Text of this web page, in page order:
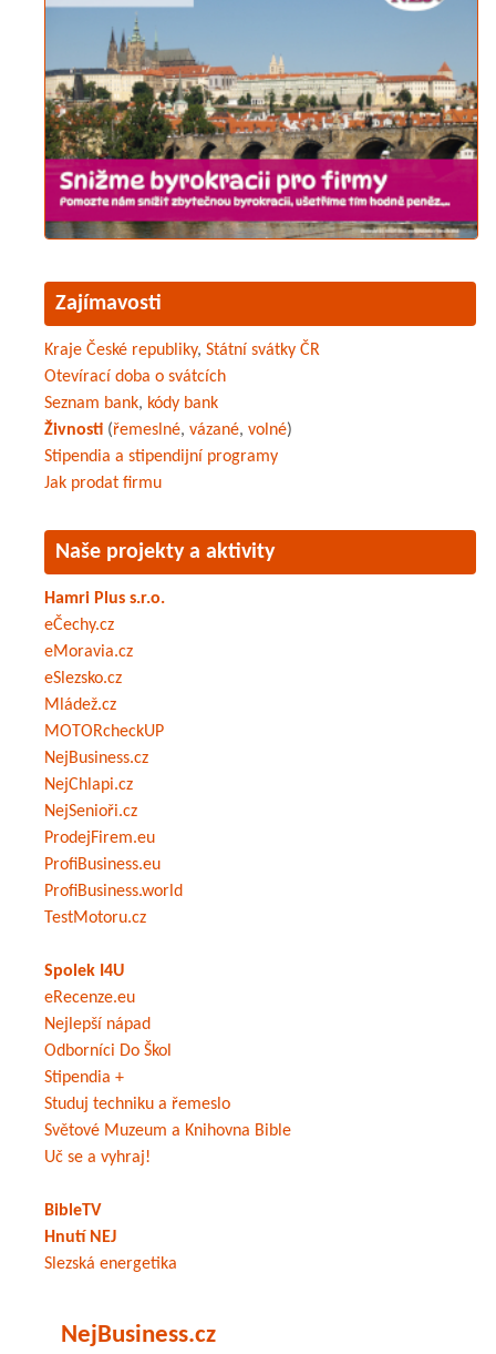
Zajímavosti
Kraje České republiky, Státní svátky ČR
Otevírací doba o svátcích
Seznam bank, kódy bank
Živnosti (řemeslné, vázané, volné)
Stipendia a stipendijní programy
Jak prodat firmu
Naše projekty a aktivity
Hamri Plus s.r.o.
eČechy.cz
eMoravia.cz
eSlezsko.cz
Mládež.cz
MOTORcheckUP
NejBusiness.cz
NejChlapi.cz
NejSenioři.cz
ProdejFirem.eu
ProfiBusiness.eu
ProfiBusiness.world
TestMotoru.cz
Spolek I4U
eRecenze.eu
Nejlepší nápad
Odborníci Do Škol
Stipendia +
Studuj techniku a řemeslo
Světové Muzeum a Knihovna Bible
Uč se a vyhraj!
BibleTV
Hnutí NEJ
Slezská energetika
NejBusiness.cz